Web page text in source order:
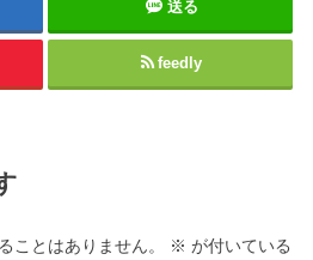
送る
feedly
ことはありません。 ※ が付いている